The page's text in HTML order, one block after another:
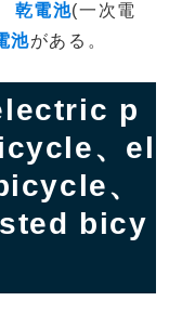
乾電池(一次電
池がある。
p
、el
、
bicy